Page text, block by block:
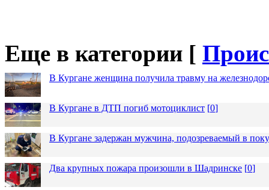
Еще в категории [
В Кургане женщина получила травму на
В Кургане в ДТП погиб мотоциклист [0]
В Кургане задержан мужчина, подозреваемый в
Два крупных пожара произошли в Шадринске [0]